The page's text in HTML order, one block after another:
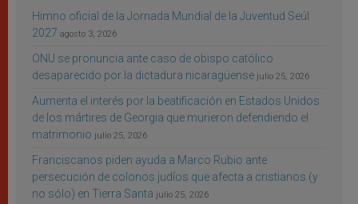
Himno oficial de la Jornada Mundial de la Juventud Seúl
2027 agosto 3, 2026
ONU se pronuncia ante caso de obispo católico
desaparecido por la dictadura nicaragüense julio 25, 2026
Aumenta el interés por la beatificación en Estados Unidos
de los mártires de Georgia que murieron defendiendo el
matrimonio julio 25, 2026
Franciscanos piden ayuda a Marco Rubio ante
persecución de colonos judíos que afecta a cristianos (y
no sólo) en Tierra Santa julio 25, 2026